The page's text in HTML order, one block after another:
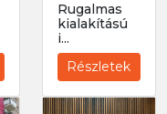
Rugalmas
kialakítású
i...
Részletek